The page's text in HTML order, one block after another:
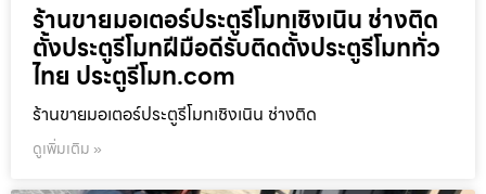
ร้านขายมอเตอร์ประตูรีโมทเชิงเนิน ช่างติด
ตั้งประตูรีโมทฝีมือดีรับติดตั้งประตูรีโมททั่ว
ไทย ประตูรีโมท.com
ร้านขายมอเตอร์ประตูรีโมทเชิงเนิน ช่างติด
ดูเพิ่มเติม »